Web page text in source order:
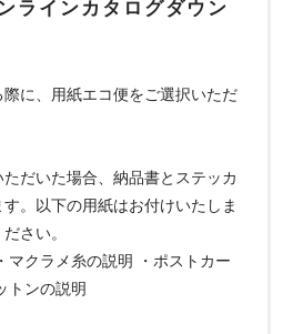
ラインカタログダウン
に、用紙エコ便をご選択いただ
だいた場合、納品書とステッカ
。以下の用紙はお付けいたしま
さい。
マクラメ糸の説明 ・ポストカー
トンの説明